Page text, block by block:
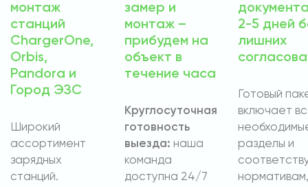
монтаж
станций
ChargerOne,
Orbis,
Pandora и
Город ЭЗС
Широкий
ассортимент
зарядных
станций.
замер и
монтаж –
прибудем на
объект в
течение часа
Круглосуточная
готовность
выезда: наша
команда
доступна 24/7
2-5 дней
лишних
Готовый
включает
разделы и